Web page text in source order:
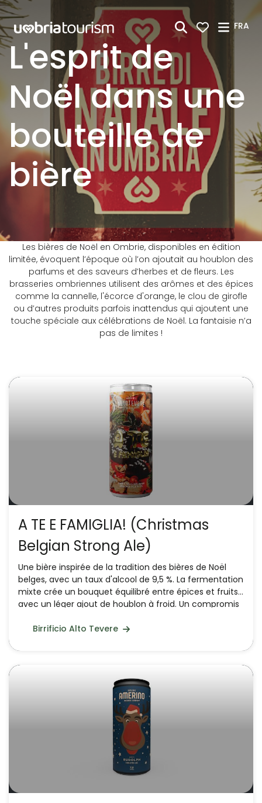
Saut au contenu principal
FRA
L'esprit de
Noël dans une
bouteille de
bière
Les bières de Noël en Ombrie, disponibles en édition
limitée, évoquent l’époque où l’on ajoutait au houblon des
parfums et des saveurs d’herbes et de fleurs. Les
brasseries ombriennes utilisent des arômes et des épices
comme la cannelle, l'écorce d'orange, le clou de girofle
ou d’autres produits parfois inattendus qui ajoutent une
touche spéciale aux célébrations de Noël. La fantaisie n’a
pas de limites !
A TE E FAMIGLIA! (Christmas
Belgian Strong Ale)
Une bière inspirée de la tradition des bières de Noël
belges, avec un taux d'alcool de 9,5 %. La fermentation
mixte crée un bouquet équilibré entre épices et fruits
avec un léger ajout de houblon à froid. Un compromis
Birrificio Alto Tevere